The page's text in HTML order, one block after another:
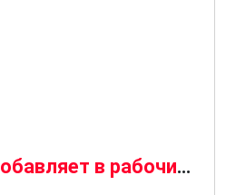
Simple Taskbar добавляет в рабочий стол GNOME панель задач, похожую на ту, что используется в Windows 11.